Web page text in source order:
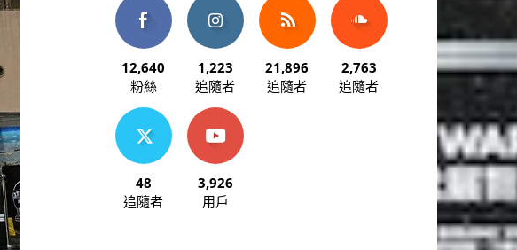
12,640
粉絲
1,223
追隨者
21,896
追隨者
2,763
追隨者
48
追隨者
3,926
用戶